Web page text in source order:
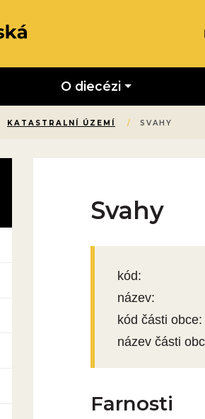
O diecézi
KATASTRALNÍ ÚZEMÍ / SVAHY
Svahy
kód:
název:
kód části obce:
název části
Farnosti